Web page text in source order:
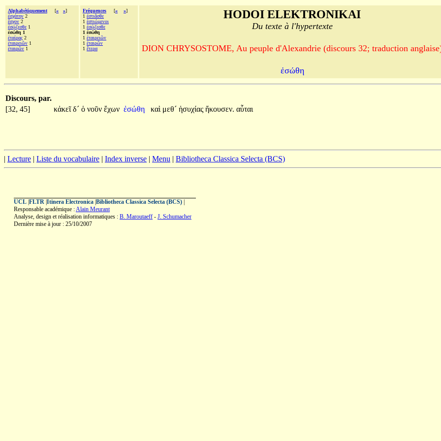
Alphabétiquement [« »]
ἐσχάτην 2
ἔσχον 2
ἐσῴζεσθε 1
ἐσώθη 1
ἑταίρας 2
ἑταιρειῶν 1
ἑταιρῶν 1
Fréquences [« »]
1 ἑστιᾶσθε
1 ἑστιώμενοι
1 ἐσῴζεσθε
1 ἐσώθη
1 ἑταιρειῶν
1 ἑταιρῶν
1 ἕτερα
HODOI ELEKTRONIKAI
Du texte à l'hypertexte
DION CHRYSOSTOME, Au peuple d'Alexandrie (discours 32; traduction
ἐσώθη
Discours, par.
[32, 45]
κἀκεῖδ´ ὁ νοῦν ἔχων ἐσώθη καὶ μεθ´ ἡσυχίας ἤκουσεν. αὗται
| Lecture | Liste du vocabulaire | Index inverse | Menu | Bibliotheca Classica Selecta (BCS)
UCL FLTR Itinera Electronica Bibliotheca Classica Selecta (BCS)
Responsable académique :Alain Meurant
Analyse, design et réalisation informatiques : B. Maroutaeff - J. Schumacher
Dernière mise à jour : 25/10/2007